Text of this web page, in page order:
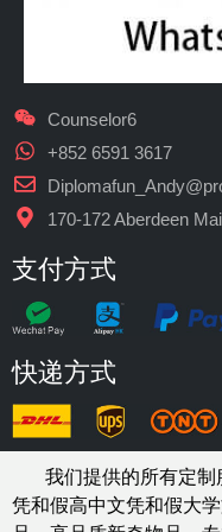
Counselor6
+852 6591 3617
170-172 Aberdeen
支付方式
快递方式
我们提供的所有定
凭和假高中文凭和假大学